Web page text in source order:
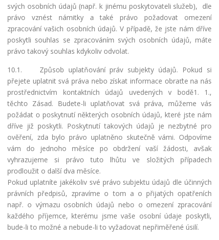
svých osobních údajů (např. k jinému poskytovateli služeb), dle
právo vznést námitky a také právo požadovat omezení
zpracování vašich osobních údajů. V případě, že jste nám dříve
poskytli souhlas se zpracováním svých osobních údajů, máte
právo takový souhlas kdykoliv odvolat.
10.1. Způsob uplatňování práv subjekty údajů. Pokud si
přejete uplatnit svá práva nebo získat informace obraťte na nás
prostřednictvím kontaktních údajů uvedených v bodě1. 1.,
těchto Zásad. Budete-li uplatňovat svá práva, můžeme vás
požádat o poskytnutí některých osobních údajů, které jste nám
dříve již poskytli. Poskytnutí takových údajů je nezbytné pro
ověření, zda bylo právo uplatněno skutečně vámi. Odpovíme
vám do jednoho měsíce po obdržení vaší žádosti, avšak
vyhrazujeme si právo tuto lhůtu ve složitých případech
prodloužit o další dva měsíce.
Pokud uplatníte jakékoliv své právo subjektu údajů dle účinných
právních předpisů, zpravíme o tom a o přijatých opatřeních
např. o výmazu osobních údajů nebo o omezení zpracování
každého příjemce, kterému jsme vaše osobní údaje poskytli,
bude-li to možné a nebude-li to vyžadovat nepřiměřené úsilí.